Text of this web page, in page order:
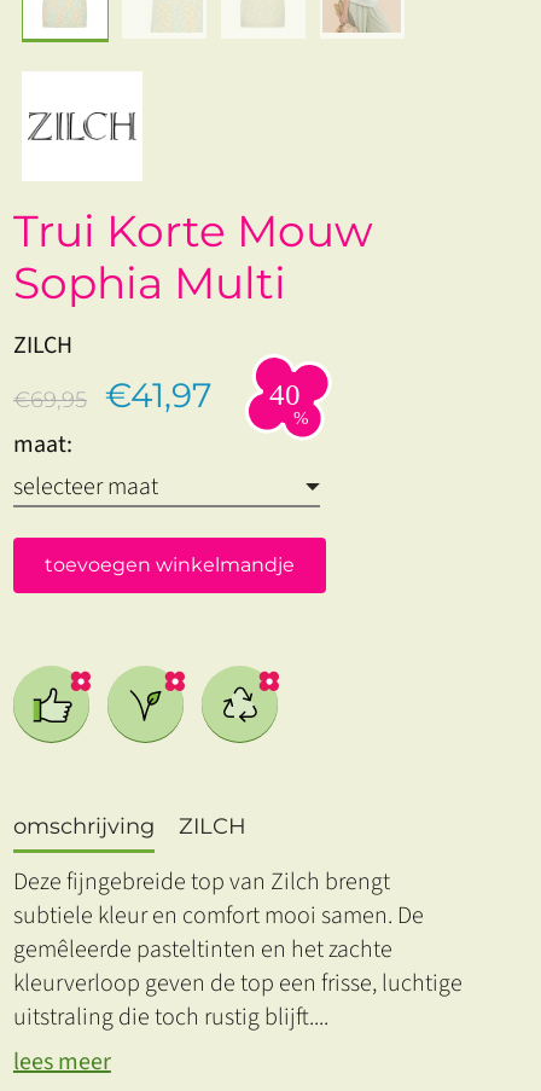
Trui Korte Mouw
Sophia Multi
ZILCH
€69,95 €41,97
maat:
toevoegen winkelmandje
omschrijving ZILCH
Deze fijngebreide top van Zilch brengt
subtiele kleur en comfort mooi samen. De
gemêleerde pastel­tinten en het zachte
kleurverloop geven de top een frisse, luchtige
uitstraling die toch rustig blijft....
lees meer